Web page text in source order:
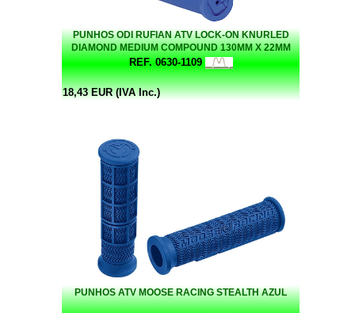
PUNHOS ODI RUFIAN ATV LOCK-ON KNURLED
DIAMOND MEDIUM COMPOUND 130MM X 22MM
INT. AZUL
REF. 0630-1109
18,43 EUR (IVA Inc.)
PUNHOS ATV MOOSE RACING STEALTH AZUL